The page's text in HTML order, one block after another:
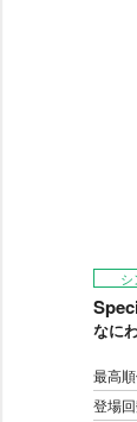
なに
最高順
登場回